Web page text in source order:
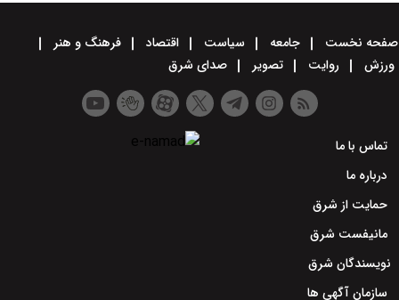
صفحه نخست جامعه سیاست اقتصاد
فرهنگ و هنر
ورزش
روایت تصویر صدای شرق
تماس با ما
درباره ما
حمایت از شرق
مانیفست شرق
نویسندگان شرق
سازمان آگهی ها